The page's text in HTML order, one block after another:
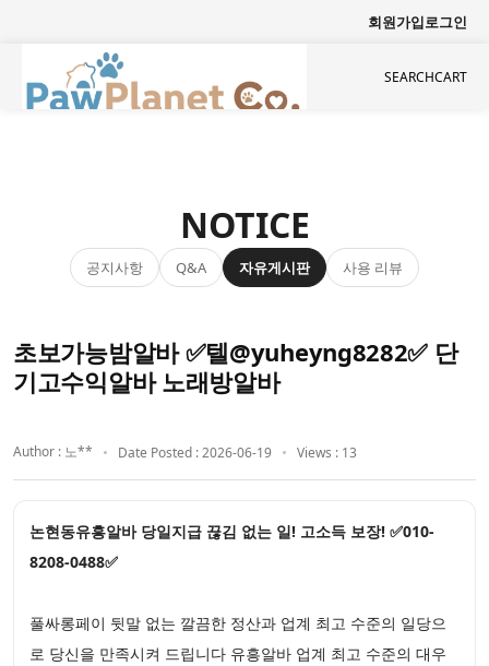
회원가입로그인
SEARCHCART
NOTICE
공지사항 Q&A 자유게시판 사용 리뷰
초보가능밤알바 ✅텔@yuheyng8282✅ 단
기고수익알바 노래방알바
Author : 노** Date Posted : 2026-06-19 Views : 13
논현동유흥알바 당일지급 끊김 없는 일! 고소득 보장! ✅010-
8208-0488✅
풀싸롱페이 뒷말 없는 깔끔한 정산과 업계 최고 수준의 일당으
로 당신을 만족시켜 드립니다 유흥알바 업계 최고 수준의 대우